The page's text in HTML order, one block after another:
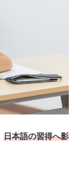
日本語の習得へ影